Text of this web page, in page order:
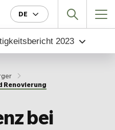
2023
DE
Renovierung
bei